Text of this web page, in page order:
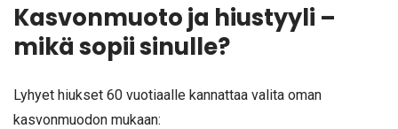
Kasvonmuoto ja hiustyyli –
mikä sopii sinulle?
Lyhyet hiukset 60 vuotiaalle kannattaa valita oman
kasvonmuodon mukaan: